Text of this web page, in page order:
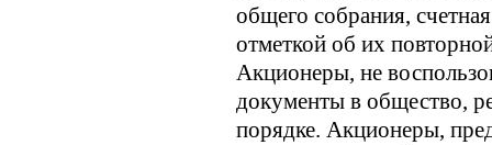
общего собрания,
отметкой об их
Акционеры, не
документы в общество,
порядке. Акционеры,